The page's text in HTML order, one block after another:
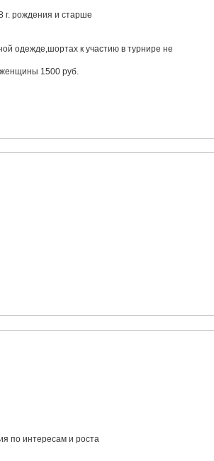
рождения и старше
одежде,шортах к участию в турнире не
1500 руб.
по интересам и роста